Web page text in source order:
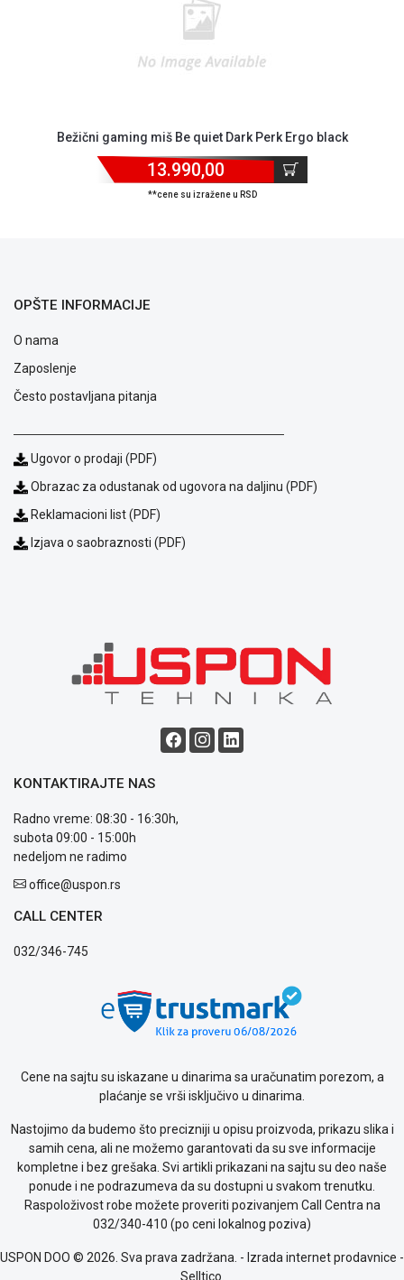
Podrška
uslovi
poslovanja
i
Usluge
prijava
Politika
privatnosti
o
Bežični gaming miš Be quiet Dark Perk Ergo black
13.990,00
**cene su izražene u RSD
OPŠTE INFORMACIJE
O nama
Zaposlenje
Često postavljana pitanja
Ugovor o prodaji (PDF)
Obrazac za odustanak od ugovora na daljinu (PDF)
Reklamacioni list (PDF)
Izjava o saobraznosti (PDF)
KONTAKTIRAJTE NAS
Radno vreme: 08:30 - 16:30h,
subota 09:00 - 15:00h
nedeljom ne radimo
office@uspon.rs
CALL CENTER
032/346-745
Cene na sajtu su iskazane u dinarima sa uračunatim porezom, a
plaćanje se vrši isključivo u dinarima.
Nastojimo da budemo što precizniji u opisu proizvoda, prikazu slika i
samih cena, ali ne možemo garantovati da su sve informacije
kompletne i bez grešaka. Svi artikli prikazani na sajtu su deo naše
ponude i ne podrazumeva da su dostupni u svakom trenutku.
Raspoloživost robe možete proveriti pozivanjem Call Centra na
032/340-410 (po ceni lokalnog poziva)
USPON DOO © 2026. Sva prava zadržana. - Izrada internet prodavnice -
Selltico.